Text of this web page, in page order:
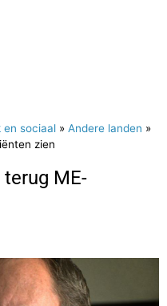
en sociaal » Andere landen »
zien
ME-